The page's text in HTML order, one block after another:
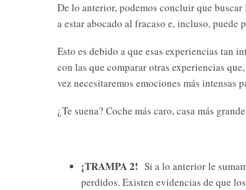
De lo anterior, podemos concluir que
a estar abocado al fracaso e, incluso,
Esto es debido a que esas experiencias tan
con las que comparar otras experiencias
vez necesitaremos emociones más intensas
¿Te suena? Coche más caro, casa más
¡TRAMPA 2! Si a lo anterior le
perdidos. Existen evidencias de que